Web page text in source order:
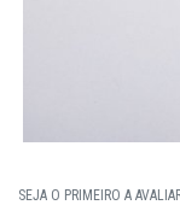
SEJA O PRIMEIRO A